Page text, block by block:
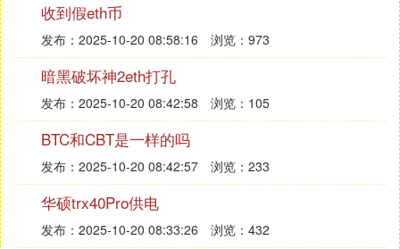
收到假eth币
发布：2025-10-20 08:58:16 浏览：973
暗黑破坏神2eth打孔
发布：2025-10-20 08:42:58 浏览：105
BTC和CBT是一样的吗
发布：2025-10-20 08:42:57 浏览：233
华硕trx40Pro供电
发布：2025-10-20 08:33:26 浏览：432